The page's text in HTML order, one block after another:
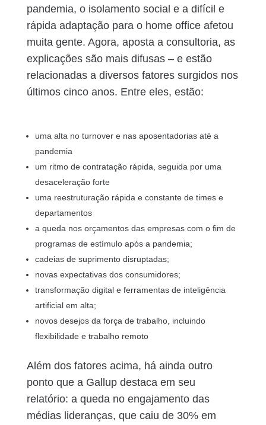
pandemia, o isolamento social e a difícil e
rápida adaptação para o home office afetou
muita gente. Agora, aposta a consultoria, as
explicações são mais difusas – e estão
relacionadas a diversos fatores surgidos nos
últimos cinco anos. Entre eles, estão:
uma alta no turnover e nas aposentadorias até a
pandemia
um ritmo de contratação rápida, seguida por uma
desaceleração forte
uma reestruturação rápida e constante de times e
departamentos
a queda nos orçamentos das empresas com o fim de
programas de estímulo após a pandemia;
cadeias de suprimento disruptadas;
novas expectativas dos consumidores;
transformação digital e ferramentas de inteligência
artificial em alta;
novos desejos da força de trabalho, incluindo
flexibilidade e trabalho remoto
Além dos fatores acima, há ainda outro
ponto que a Gallup destaca em seu
relatório: a queda no engajamento das
médias lideranças, que caiu de 30% em